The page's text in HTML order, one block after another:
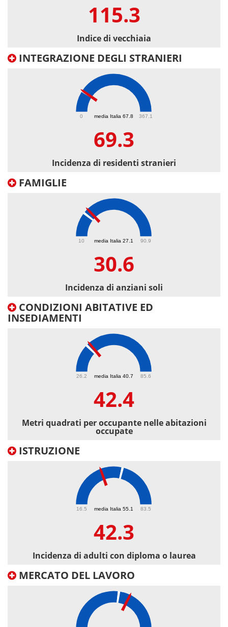
115.3
Indice di vecchiaia
INTEGRAZIONE DEGLI STRANIERI
media Italia 67.8
0 367.1
69.3
Incidenza di residenti stranieri
FAMIGLIE
media Italia 27.1
10 90.9
30.6
Incidenza di anziani soli
CONDIZIONI ABITATIVE ED
INSEDIAMENTI
media Italia 40.7
26.2 85.6
42.4
Metri quadrati per occupante nelle abitazioni
occupate
ISTRUZIONE
media Italia 55.1
16.5 83.5
42.3
Incidenza di adulti con diploma o laurea
MERCATO DEL LAVORO